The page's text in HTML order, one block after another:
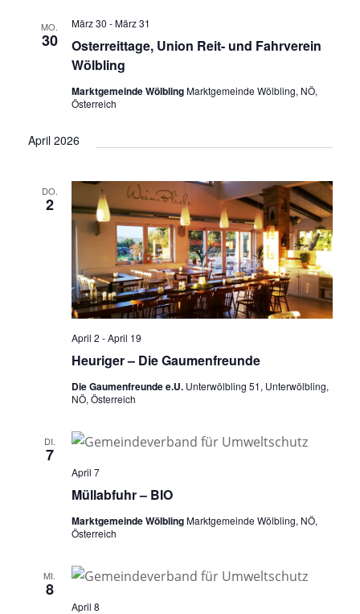
MO.
30
Osterreittage, Union Reit- und Fahrverein
Wölbling
März 30 -März 31
Marktgemeinde WölblingMarktgemeinde Wölbling, NÖ,
Österreich
April 2026
DO.
2
Heuriger – Die Gaumenfreunde
April 2 -April 19
Die Gaumenfreunde e.U. Unterwölbling 51, Unterwölbling,
NÖ, Österreich
DI.
7
Müllabfuhr – BIO
April 7
Marktgemeinde WölblingMarktgemeinde Wölbling, NÖ,
Österreich
MI.
8
April 8